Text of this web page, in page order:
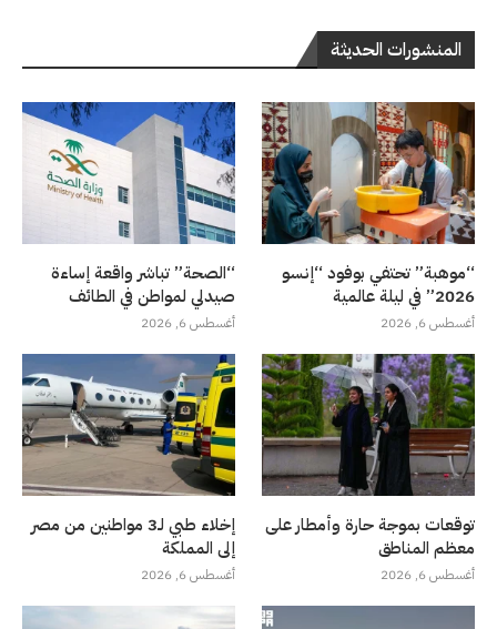
المنشورات الحديثة
“موهبة” تحتفي بوفود “إنسو
2026” في ليلة عالمية
أغسطس 6, 2026
“الصحة” تباشر واقعة إساءة
صيدلي لمواطن في الطائف
أغسطس 6, 2026
توقعات بموجة حارة وأمطار على
معظم المناطق
أغسطس 6, 2026
إخلاء طبي لـ3 مواطنين من مصر
إلى المملكة
أغسطس 6, 2026